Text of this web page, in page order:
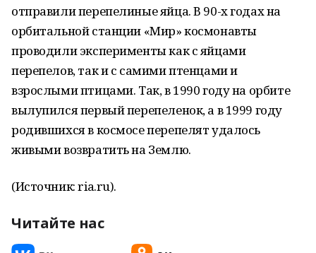
отправили перепелиные яйца. В 90-х годах на
орбитальной станции «Мир» космонавты
проводили эксперименты как с яйцами
перепелов, так и с самими птенцами и
взрослыми птицами. Так, в 1990 году на орбите
вылупился первый перепеленок, а в 1999 году
родившихся в космосе перепелят удалось
живыми возвратить на Землю.
(Источник: ria.ru).
Читайте нас